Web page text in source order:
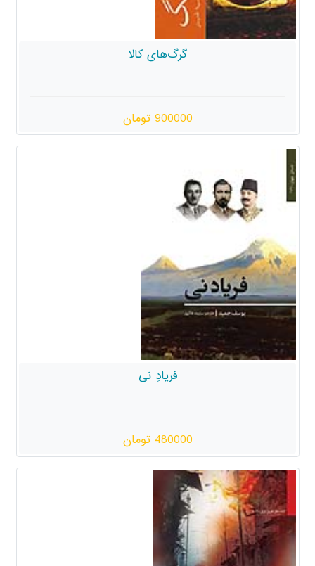
گرگ‌های کالا
900000 تومان
فریادِ نی
480000 تومان